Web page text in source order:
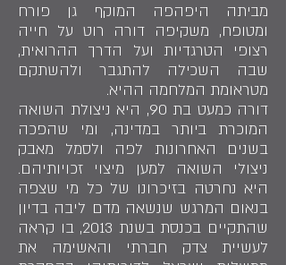
מביתה היפהפה המוקף גן פורח
ומטופח, משקיפה דורה רוט על חייה
רצופי הטרגדיות ועל הדרך ההרואית,
שבה השכילה להתגבר ולהשתקם
מטראומת המלחמה ההיא.
דורה כמעט בת 90, היא ניצולת השואה
המוכרת ביותר במדינה, ומי שהפכה
בשנים האחרונות לפה ולסמל מאבק
ניצולי השואה למען מיצוי זכויותיהם.
היא נחרטה בזיכרונו של כל מי שצפה
בנאום המרגש שנשאה מדם ליבה בדיון
שהתקיים בכנסת בשנת 2013, בו קראה
לעשיית צדק חברתי והאשימה את